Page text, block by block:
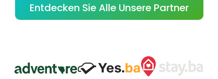
Entdecken Sie Alle Unsere Partner